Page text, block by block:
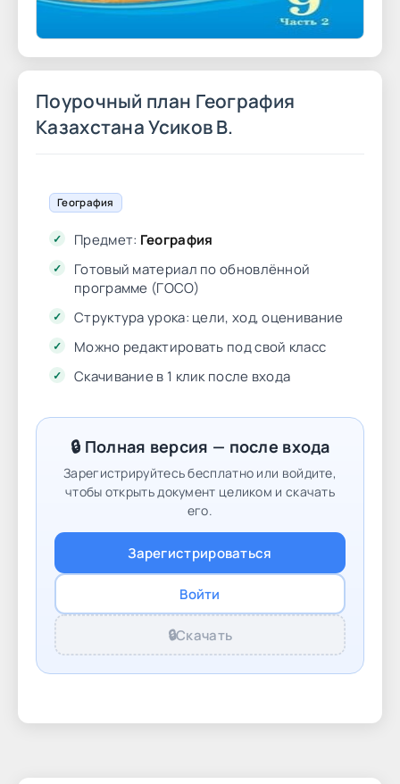
Поурочный план География
Казахстана Усиков В.
География
Предмет: География
Готовый материал по обновлённой
программе (ГОСО)
Структура урока: цели, ход, оценивание
Можно редактировать под свой класс
Скачивание в 1 клик после входа
🔒 Полная версия — после входа
Зарегистрируйтесь бесплатно или войдите,
чтобы открыть документ целиком и скачать
его.
Зарегистрироваться
Войти
🔒Скачать